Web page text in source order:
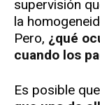
supervisión
la
Pero, ¿qué
cuando los
Es posible